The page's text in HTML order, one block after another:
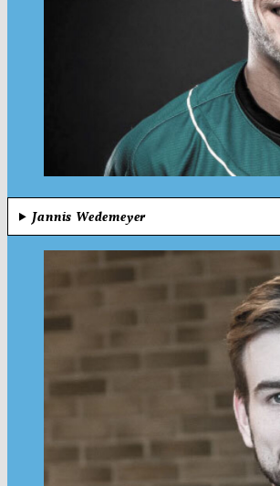
Jannis Wedemeyer